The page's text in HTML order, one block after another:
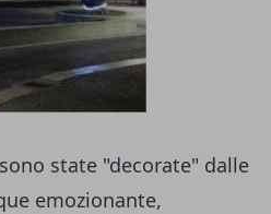
state "decorate" dalle
emozionante,